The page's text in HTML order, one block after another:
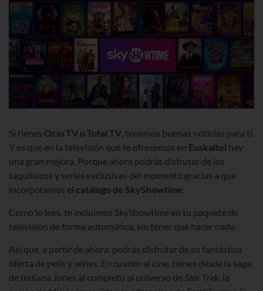
Si tienes Ocio TV o Total TV, tenemos buenas noticias para ti.
Y es que en la televisión que te ofrecemos en Euskaltel hay
una gran mejora. Porque ahora podrás disfrutar de los
taquillazos y series exclusivas del momento gracias a que
incorporamos el catálogo de SkyShowtime.
Como lo lees, te incluimos SkyShowtime en tu paquete de
televisión de forma automática, sin tener que hacer nada.
Así que, a partir de ahora, podrás disfrutar de su fantástica
oferta de pelis y series. En cuanto al cine, tienes desde la saga
de Indiana Jones al completo al universo deStar Trek, la